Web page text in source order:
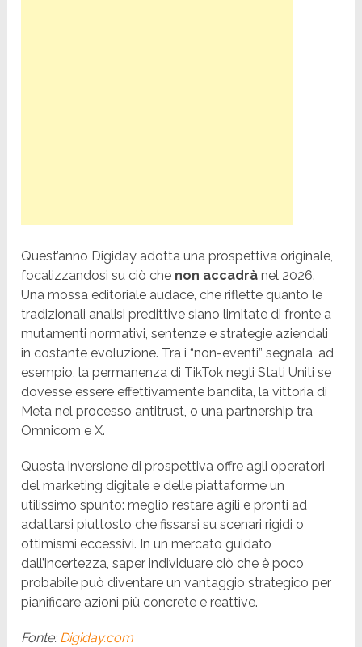
Quest’anno Digiday adotta una prospettiva originale,
focalizzandosi su ciò che non accadrà nel 2026.
Una mossa editoriale audace, che riflette quanto le
tradizionali analisi predittive siano limitate di fronte a
mutamenti normativi, sentenze e strategie aziendali
in costante evoluzione. Tra i “non-eventi” segnala, ad
esempio, la permanenza di TikTok negli Stati Uniti se
dovesse essere effettivamente bandita, la vittoria di
Meta nel processo antitrust, o una partnership tra
Omnicom e X.
Questa inversione di prospettiva offre agli operatori
del marketing digitale e delle piattaforme un
utilissimo spunto: meglio restare agili e pronti ad
adattarsi piuttosto che fissarsi su scenari rigidi o
ottimismi eccessivi. In un mercato guidato
dall’incertezza, saper individuare ciò che è poco
probabile può diventare un vantaggio strategico per
pianificare azioni più concrete e reattive.
Fonte: Digiday.com